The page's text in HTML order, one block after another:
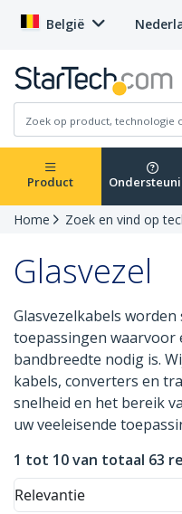
België
Product
Home Zoek en vind op
Glasvezel
Glasvezelkabels
toepassingen waarvoor
bandbreedte nodig is.
kabels, converters en
snelheid en het bereik
uw veeleisende
1 tot 10 van totaal 63
Relevantie